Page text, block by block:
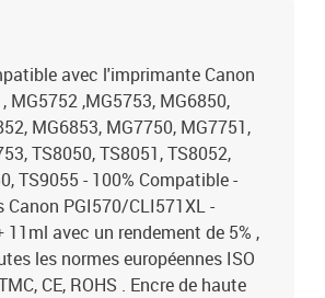
avec l'imprimante Canon
MG5752 ,MG5753, MG6850,
MG6853, MG7750, MG7751,
TS8050, TS8051, TS8052,
TS9055 - 100% Compatible -
Canon PGI570/CLI571XL -
11ml avec un rendement de 5% ,
les normes européennes ISO
CE, ROHS . Encre de haute